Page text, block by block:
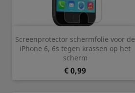
Screenprotector schermfolie voor de
iPhone 6, 6s tegen krassen op het
scherm
Prijs
€ 0,99